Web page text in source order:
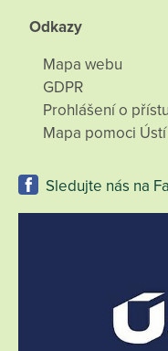
Odkazy
Mapa webu
GDPR
Prohlášení o
Mapa pomoci
Sledujte nás na